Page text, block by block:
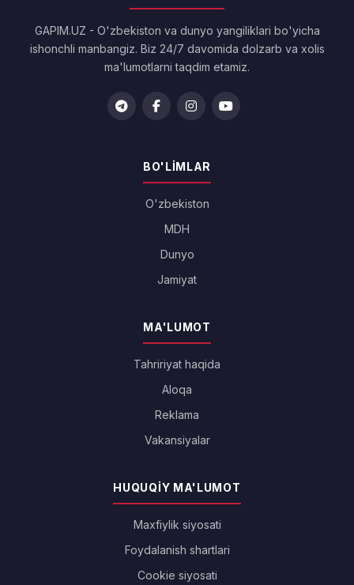
GAPIM.UZ - O'zbekiston va dunyo yangiliklari bo'yicha
ishonchli manbangiz. Biz 24/7 davomida dolzarb va xolis
ma'lumotlarni taqdim etamiz.
BO'LIMLAR
O'zbekiston
MDH
Dunyo
Jamiyat
MA'LUMOT
Tahririyat haqida
Aloqa
Reklama
Vakansiyalar
HUQUQIY MA'LUMOT
Maxfiylik siyosati
Foydalanish shartlari
Cookie siyosati